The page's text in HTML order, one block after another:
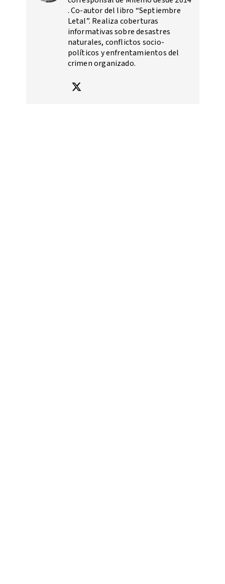
. Co-autor del libro “Septiembre
Letal”. Realiza coberturas
informativas sobre desastres
naturales, conflictos socio-
políticos y enfrentamientos del
crimen organizado.